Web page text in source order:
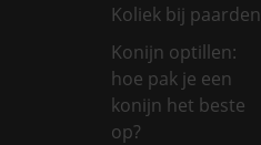
Koliek bij paarden
Konijn optillen:
hoe pak je een
konijn het beste
op?